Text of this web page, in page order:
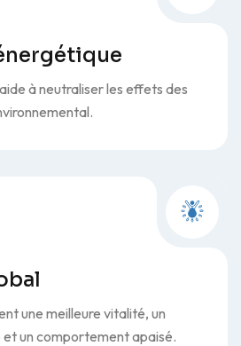
à neutraliser les effets des
une meilleure vitalité, un
et un comportement apaisé.